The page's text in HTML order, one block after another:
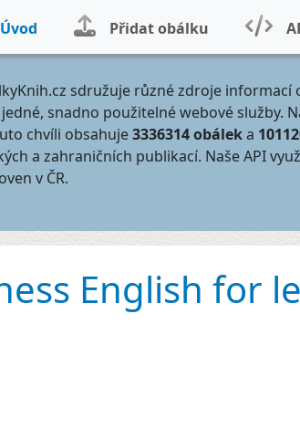
Úvod Přidat obálku
sdružuje různé zdroje informací
snadno použitelné webové služby.
chvíli obsahuje3336314 obáleka
a zahraničních publikací. Naše API
v ČR.
English for